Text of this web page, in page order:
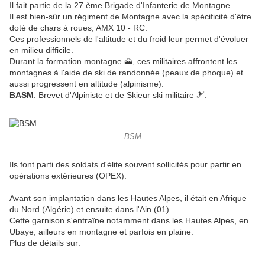
Il fait partie de la 27 ème Brigade d'Infanterie de Montagne
Il est bien-sûr un régiment de Montagne avec la spécificité d'être
doté de chars à roues, AMX 10 - RC.
Ces professionnels de l'altitude et du froid leur permet d'évoluer
en milieu difficile.
Durant la formation montagne 🗻, ces militaires affrontent les
montagnes à l'aide de ski de randonnée (peaux de phoque) et
aussi progressent en altitude (alpinisme).
BASM: Brevet d'Alpiniste et de Skieur ski militaire 🎿.
BSM
Ils font parti des soldats d'élite souvent sollicités pour partir en
opérations extérieures (OPEX).
Avant son implantation dans les Hautes Alpes, il était en Afrique
du Nord (Algérie) et ensuite dans l'Ain (01).
Cette garnison s'entraîne notamment dans les Hautes Alpes, en
Ubaye, ailleurs en montagne et parfois en plaine.
Plus de détails sur: